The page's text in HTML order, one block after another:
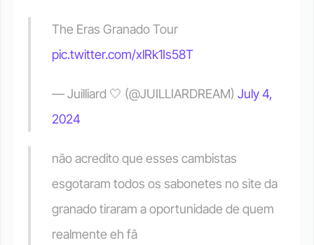
pic.twitter.com/xlRk1Is58T
— Juilliard 🤍 (@JUILLIARDREAM) July 4,
2024
não acredito que esses cambistas
esgotaram todos os sabonetes no site da
granado tiraram a oportunidade de quem
realmente eh fã